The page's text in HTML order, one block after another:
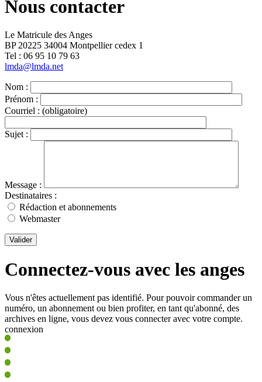
Nous contacter
Le Matricule des Anges
BP 20225 34004 Montpellier cedex 1
Tel : ‭06 95 10 79 63
lmda@lmda.net
Nom :
Prénom :
Courriel : (obligatoire)
Sujet :
Message :
Destinataires :
Rédaction et abonnements
Webmaster
Valider
Connectez-vous avec les anges
Vous n'êtes actuellement pas identifié. Pour pouvoir commander un
numéro, un abonnement ou bien profiter, en tant qu'abonné, des
archives en ligne, vous devez vous connecter avec votre compte.
connexion